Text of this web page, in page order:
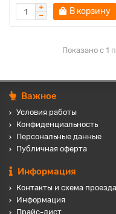
В корзину
Показано с 1
Важное
Условия работы
Конфиденциальность
Персональные данные
Публичная оферта
Информация
Контакты и схема проезда
Информация
Прайс-лист